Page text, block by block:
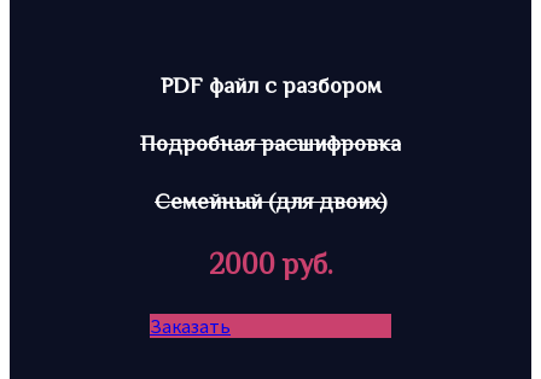
PDF файл с разбором
Подробная расшифровка
Семейный (для двоих)
2000 руб.
Заказать